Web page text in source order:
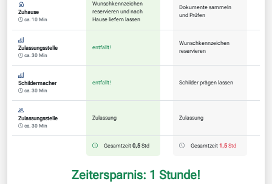
Zuhause
ca. 10 Min
Wunschkennzeichen
reservieren und nach
Hause liefern lassen
Dokumente sammeln
und Prüfen
Zulassungsstelle
ca. 30 Min
entfällt!
Wunschkennzeichen
reservieren
Schildermacher
ca. 30 Min
entfällt! Schilder prägen lassen
Zulassungsstelle
ca. 30 Min
Zulassung Zulassung
Gesamtzeit 0,5 Std Gesamtzeit 1,5 Std
Zeitersparnis: 1 Stunde!